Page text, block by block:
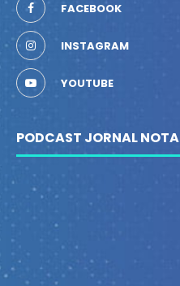
FACEBOOK
INSTAGRAM
YOUTUBE
PODCAST JORNAL NOTA